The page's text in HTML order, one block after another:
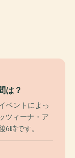
は？
ベントによっ
ツィーナ・ア
時です。